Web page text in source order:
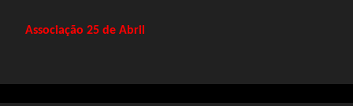
Associação 25 de Abril